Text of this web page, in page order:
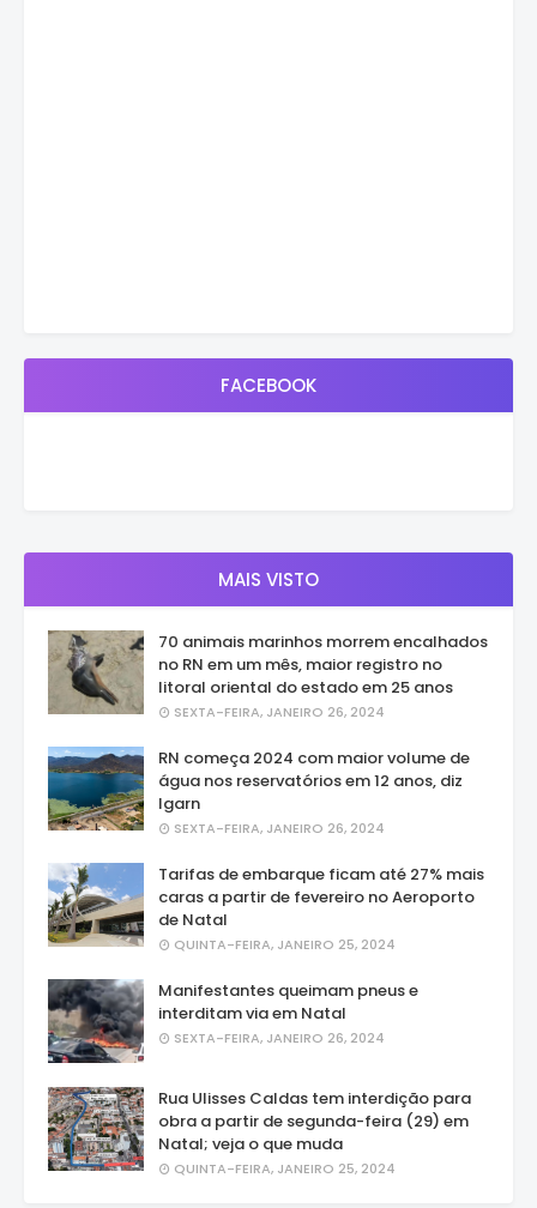
FACEBOOK
MAIS VISTO
70 animais marinhos morrem encalhados
no RN em um mês, maior registro no
litoral oriental do estado em 25 anos
SEXTA-FEIRA, JANEIRO 26, 2024
RN começa 2024 com maior volume de
água nos reservatórios em 12 anos, diz
Igarn
SEXTA-FEIRA, JANEIRO 26, 2024
Tarifas de embarque ficam até 27% mais
caras a partir de fevereiro no Aeroporto
de Natal
QUINTA-FEIRA, JANEIRO 25, 2024
Manifestantes queimam pneus e
interditam via em Natal
SEXTA-FEIRA, JANEIRO 26, 2024
Rua Ulisses Caldas tem interdição para
obra a partir de segunda-feira (29) em
Natal; veja o que muda
QUINTA-FEIRA, JANEIRO 25, 2024